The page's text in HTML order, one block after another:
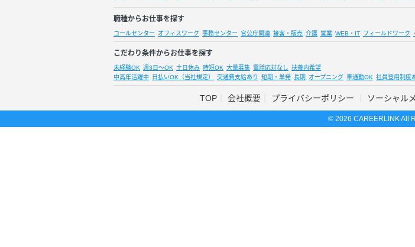
職種からお仕事を探す
コールセンター オフィスワーク 事務センター 官公庁関連 接客・販売 介護 営業 WEB・IT フィールドワーク
こだわり条件からお仕事を探す
未経験OK 週3日～OK 土日休み 時短OK 大量募集 電話応対なし 扶養内希望
中高年活躍中
日払いOK（当社規定） 交通費支給あり 短期・単発 長期 オープニング 車通勤OK 社員登用制度
TOP 会社概要 プライバシーポリシー ソーシャル
© 2026 CAREERLINK All